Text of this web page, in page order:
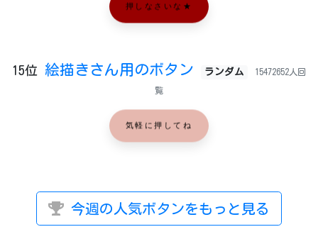
押しなさいな★
15位 絵描きさん用のボタン ランダム 15472652人回
覧
気軽に押してね
今週の人気ボタンをもっと見る